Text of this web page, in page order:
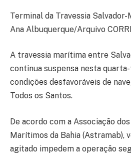
Terminal da Travessia
Ana Albuquerque/Arquivo
A travessia marítima entre
continua suspensa nesta
condições desfavoráveis de
Todos os Santos.
De acordo com a Associação
Marítimos da Bahia (Astramab),
agitado impedem a operação